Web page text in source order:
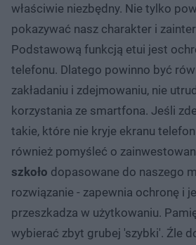
właściwie niezbędny. Nie tylko
pokazywać nasz charakter i
Podstawową funkcją etui jest
telefonu. Dlatego powinno być
zakładaniu i zdejmowaniu, nie
korzystania ze smartfona. Jeśli
takie, które nie kryje ekranu
również pomyśleć o
szkoło dopasowane do naszego
rozwiązanie - zapewnia ochronę i
przeszkadza w użytkowaniu.
wybierać zbyt grubej 'szybki'. Źle